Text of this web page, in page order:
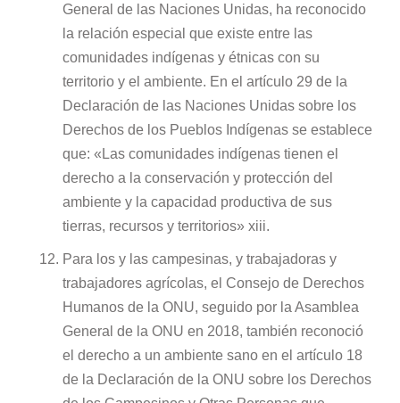
General de las Naciones Unidas, ha reconocido
la relación especial que existe entre las
comunidades indígenas y étnicas con su
territorio y el ambiente. En el artículo 29 de la
Declaración de las Naciones Unidas sobre los
Derechos de los Pueblos Indígenas se establece
que: «Las comunidades indígenas tienen el
derecho a la conservación y protección del
ambiente y la capacidad productiva de sus
tierras, recursos y territorios» xiii.
Para los y las campesinas, y trabajadoras y
trabajadores agrícolas, el Consejo de Derechos
Humanos de la ONU, seguido por la Asamblea
General de la ONU en 2018, también reconoció
el derecho a un ambiente sano en el artículo 18
de la Declaración de la ONU sobre los Derechos